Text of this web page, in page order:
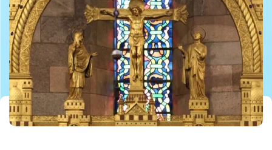
©Foto af Magnus Brandstrup